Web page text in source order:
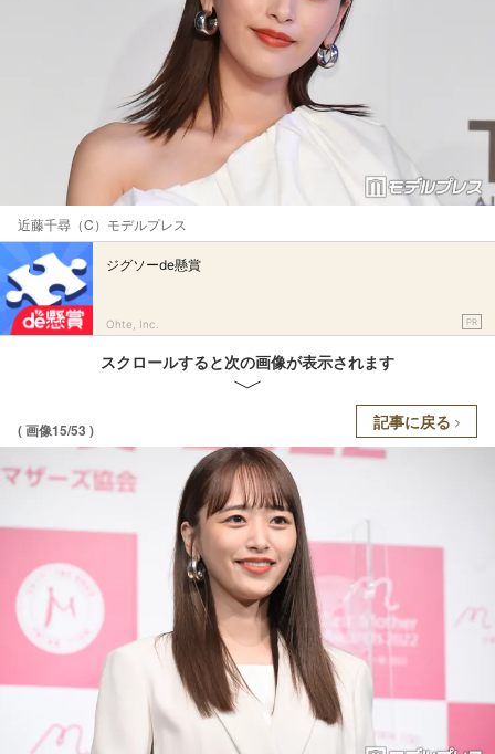
近藤千尋（C）モデルプレス
ジグソーde懸賞
Ohte, Inc. PR
スクロールすると次の画像が表示されます
( 画像15/53 ) 記事に戻る